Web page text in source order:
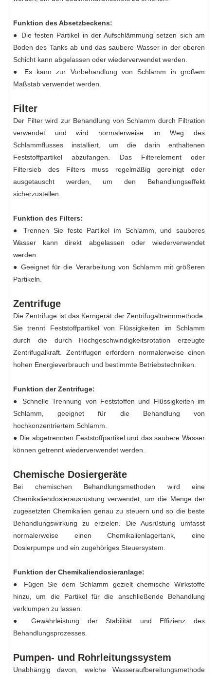
Funktion des Absetzbeckens:
● Die festen Partikel in der Aufschlämmung setzen sich am
Boden des Tanks ab und das saubere Wasser in der oberen
Schicht kann abgelassen oder wiederverwendet werden.
● Es kann zur Vorbehandlung von Schlamm in großem
Maßstab verwendet werden.
Filter
Der Filter wird zur Behandlung von Schlamm durch Filtration
verwendet und wird normalerweise im Weg des
Schlammflusses installiert, um die darin enthaltenen
Feststoffpartikel abzufangen. Das Filterelement oder
Filtersieb des Filters muss regelmäßig gereinigt oder
ausgetauscht werden, um den Behandlungseffekt
sicherzustellen.
Funktion des Filters:
● Trennen Sie feste Partikel im Schlamm, und sauberes
Wasser kann direkt abgelassen oder wiederverwendet
werden.
● Geeignet für die Verarbeitung von Schlamm mit größeren
Partikeln.
Zentrifuge
Die Zentrifuge ist das Kerngerät der Zentrifugaltrennmethode.
Sie trennt Feststoffpartikel von Flüssigkeiten im Schlamm
durch die durch Hochgeschwindigkeitsrotation erzeugte
Zentrifugalkraft. Zentrifugen erfordern normalerweise einen
hohen Energieverbrauch und bestimmte Betriebstechniken.
Funktion der Zentrifuge:
● Schnelle Trennung von Feststoffen und Flüssigkeiten im
Schlamm, geeignet für die Behandlung von
hochkonzentriertem Schlamm.
● Die abgetrennten Feststoffpartikel und das saubere Wasser
können getrennt wiederverwendet werden.
Chemische Dosiergeräte
Bei chemischen Behandlungsmethoden wird eine
Chemikaliendosierausrüstung verwendet, um die Menge der
zugesetzten Chemikalien genau zu steuern und so die beste
Behandlungswirkung zu erzielen. Die Ausrüstung umfasst
normalerweise einen Chemikalienlagertank, eine
Dosierpumpe und ein zugehöriges Steuersystem.
Funktion der Chemikaliendosieranlage:
● Fügen Sie dem Schlamm gezielt chemische Wirkstoffe
hinzu, um die Partikel für die anschließende Behandlung
verklumpen zu lassen.
● Gewährleistung der Stabilität und Effizienz des
Behandlungsprozesses.
Pumpen- und Rohrleitungssystem
Unabhängig davon, welche Wasseraufbereitungsmethode